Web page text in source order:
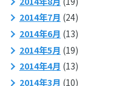
2014年7月 (24)
2014年6月 (13)
2014年5月 (19)
2014年4月 (13)
2014年3月 (10)